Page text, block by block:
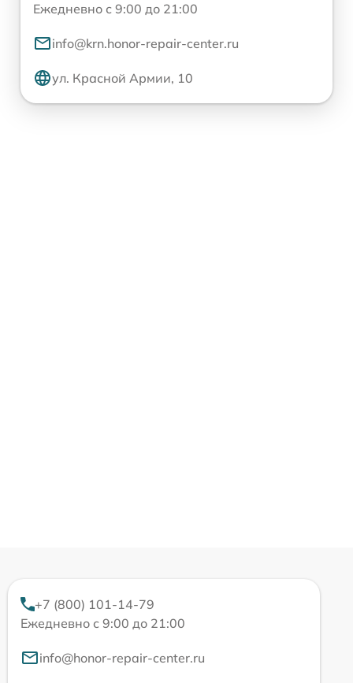
Ежедневно с 9:00 до 21:00
info@krn.honor-repair-center.ru
ул. Красной Армии, 10
+7 (800) 101-14-79
Ежедневно с 9:00 до 21:00
info@honor-repair-center.ru